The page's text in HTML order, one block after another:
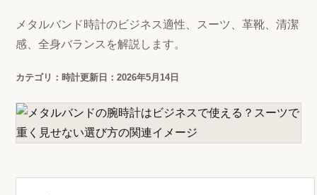
メタルバンド時計のビジネス適性、スーツ、革靴、清潔
感、全身バランスを解説します。
カテゴリ：時計更新日：2026年5月14日